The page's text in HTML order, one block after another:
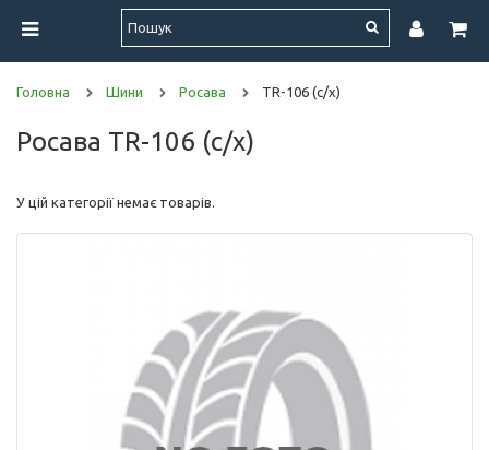
Головна Шини Росава TR-106 (с/х)
Росава TR-106 (с/х)
У цій категорії немає товарів.